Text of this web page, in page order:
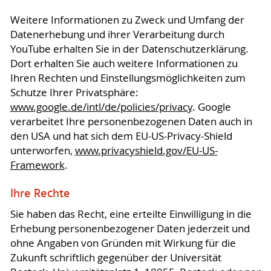
Weitere Informationen zu Zweck und Umfang der
Datenerhebung und ihrer Verarbeitung durch
YouTube erhalten Sie in der Datenschutzerklärung.
Dort erhalten Sie auch weitere Informationen zu
Ihren Rechten und Einstellungsmöglichkeiten zum
Schutze Ihrer Privatsphäre:
www.google.de/intl/de/policies/privacy. Google
verarbeitet Ihre personenbezogenen Daten auch in
den USA und hat sich dem EU-US-Privacy-Shield
unterworfen, www.privacyshield.gov/EU-US-
Framework.
Ihre Rechte
Sie haben das Recht, eine erteilte Einwilligung in die
Erhebung personenbezogener Daten jederzeit und
ohne Angaben von Gründen mit Wirkung für die
Zukunft schriftlich gegenüber der Universität